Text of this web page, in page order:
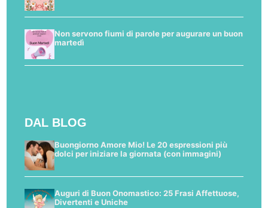
Non servono fiumi di parole per augurare un buon
martedì
DAL BLOG
Buongiorno Amore Mio! Le 20 espressioni più
dolci per iniziare la giornata (con immagini)
Auguri di Buon Onomastico: 25 Frasi Affettuose,
Divertenti e Uniche